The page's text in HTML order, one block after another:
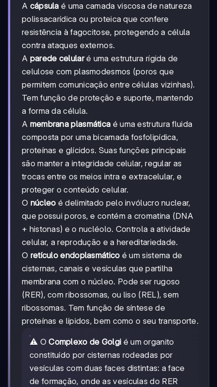
A cápsula é uma camada viscosa de natureza
polissacarídica ou proteica que confere
resistência à fagocitose, protegendo a célula
contra ataques externos.
A parede celularé uma estrutura rígida de
celulose com plasmodesmos (poros que
permitem comunicação entre células vizinhas).
Tem função de proteção e suporte, mantendo
a forma da célula.
A membrana plasmática é uma estrutura fluida
composta por uma bicamada fosfolipídica,
proteínas e glícidos. Suas funções principais
são manter a integridade celular, regular as
trocas entre os meios intra e extracelular, e
proteger o conteúdo celular.
O núcleo é delimitado pelo invólucro nuclear,
que possui poros, e contém a cromatina (DNA
+ histonas) e o nucléolo. Controla a atividade
celular, a reprodução e a hereditariedade.
O retículo endoplasmático é um sistema de
cisternas, canais e vesículas que partilha
membrana com o núcleo. Pode ser rugoso
(RER), com ribossomas, ou liso (REL), sem
ribossomas. Tem função de síntese de
proteínas e lípidos, bem como o seu transporte.
⚠️ OComplexo de Golgi é um organito
constituído por cisternas rodeadas por
vesículas com duas faces distintas: a face
de formação, onde as vesículas do RER